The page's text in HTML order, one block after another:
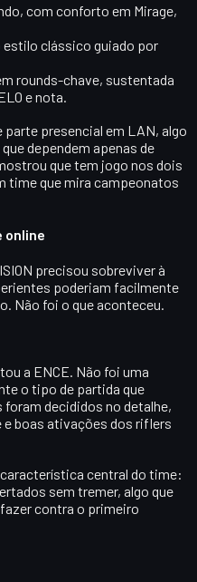
, com conforto em Mirage,
estilo clássico guiado por
rounds-chave, sustentada
e nota.
presencial em LAN, algo
dependem apenas de
que tem jogo nos dois
time que mira campeonatos
online
precisou sobreviver à
poderiam facilmente
Não foi o que aconteceu.
a ENCE. Não foi uma
o tipo de partida que
decididos no detalhe,
boas ativações dos riflers
central do time:
sem tremer, algo que
contra o primeiro